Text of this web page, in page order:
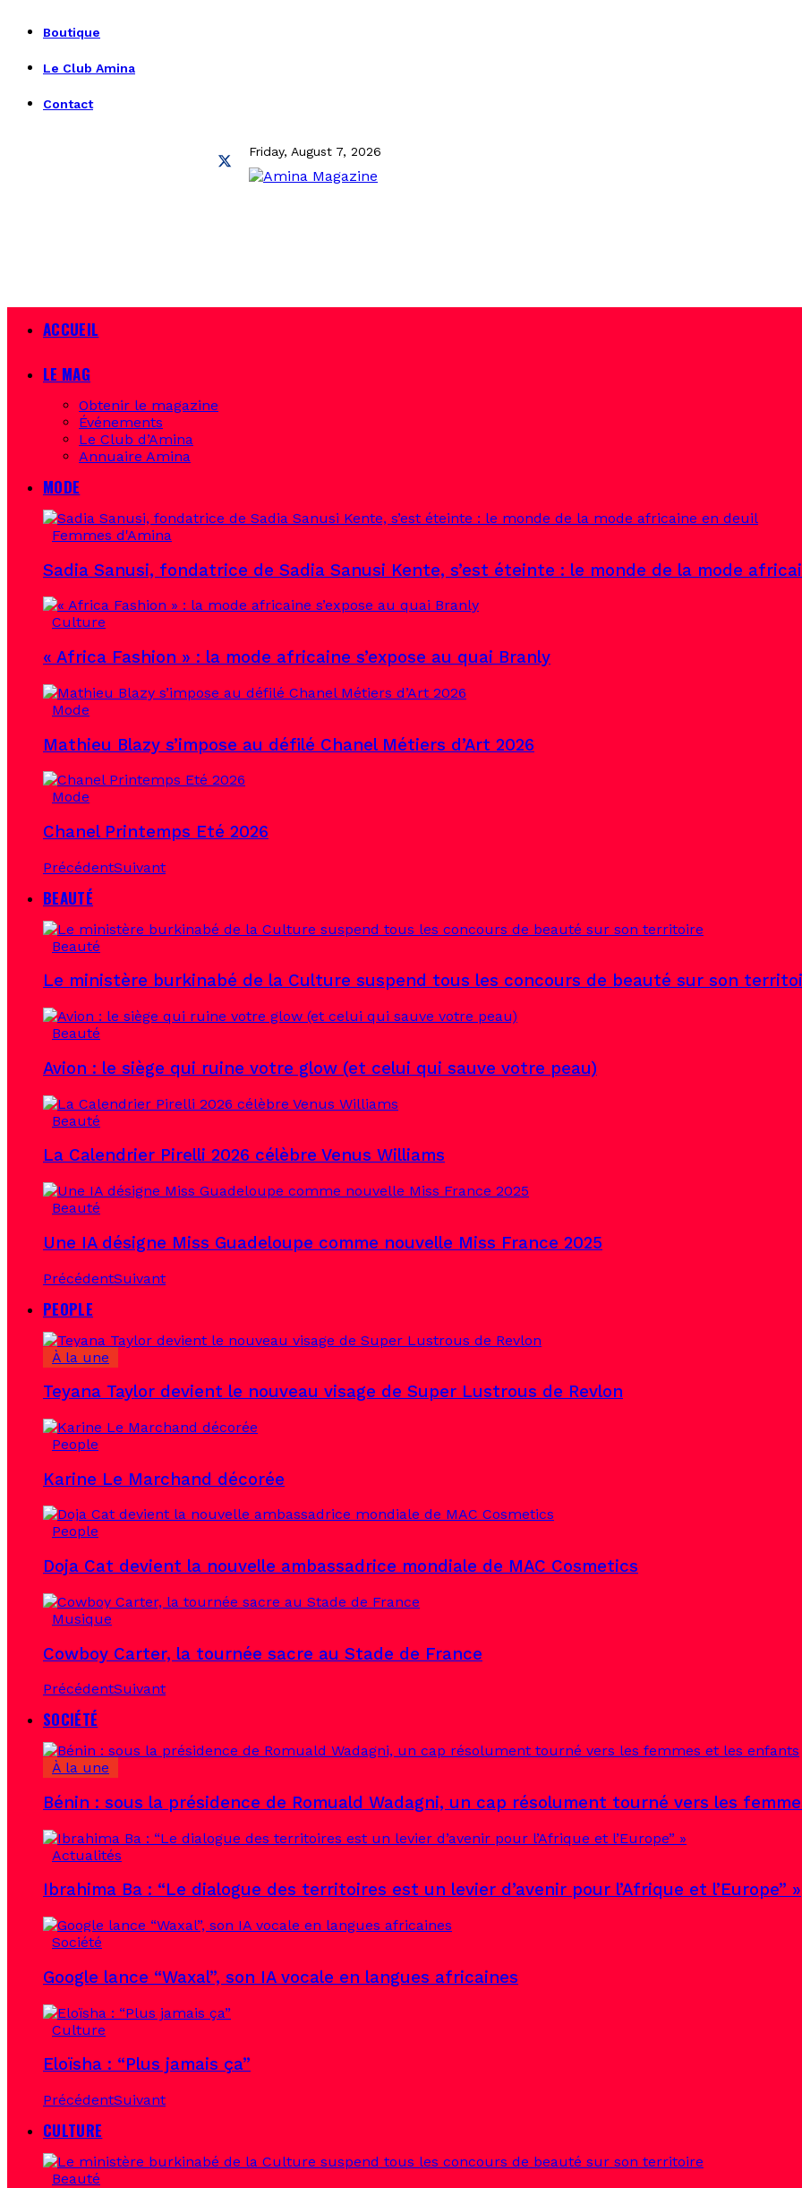
Boutique
Le Club Amina
Contact
Friday, August 7, 2026
ACCUEIL
LE MAG
Obtenir le magazine
Événements
Le Club d’Amina
Annuaire Amina
MODE
Femmes d'Amina
Sadia Sanusi, fondatrice de Sadia Sanusi Kente, s’est éteinte : le monde de la mode
Culture
« Africa Fashion » : la mode africaine s’expose au quai Branly
Mode
Mathieu Blazy s’impose au défilé Chanel Métiers d’Art 2026
Mode
Chanel Printemps Eté 2026
PrécédentSuivant
BEAUTÉ
Beauté
Le ministère burkinabé de la Culture suspend tous les concours de beauté sur son
Beauté
Avion : le siège qui ruine votre glow (et celui qui sauve votre peau)
Beauté
La Calendrier Pirelli 2026 célèbre Venus Williams
Beauté
Une IA désigne Miss Guadeloupe comme nouvelle Miss France 2025
PrécédentSuivant
PEOPLE
À la une
Teyana Taylor devient le nouveau visage de Super Lustrous de Revlon
People
Karine Le Marchand décorée
People
Doja Cat devient la nouvelle ambassadrice mondiale de MAC Cosmetics
Musique
Cowboy Carter, la tournée sacre au Stade de France
PrécédentSuivant
SOCIÉTÉ
À la une
Bénin : sous la présidence de Romuald Wadagni, un cap résolument tourné vers les
Actualités
Ibrahima Ba : “Le dialogue des territoires est un levier d’avenir pour l’Afrique et l’Europe” »
Société
Google lance “Waxal”, son IA vocale en langues africaines
Culture
Eloïsha : “Plus jamais ça”
PrécédentSuivant
CULTURE
Beauté